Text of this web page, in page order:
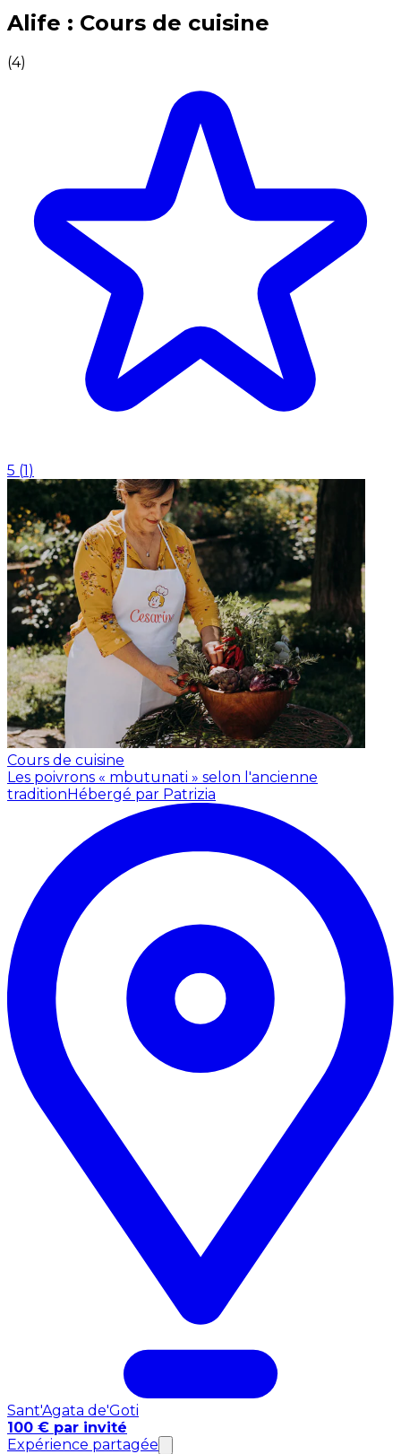
Expériences culinaires inoubliables : Expériences
Alife : Cours de cuisine
(4)
5 (1)
Cours de cuisine
Les poivrons « mbutunati » selon l'ancienne
traditionHébergé par Patrizia
Sant'Agata de'Goti
100 € par invité
Expérience partagée